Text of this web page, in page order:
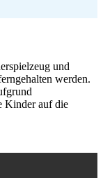
und
werden.
Kinder auf die